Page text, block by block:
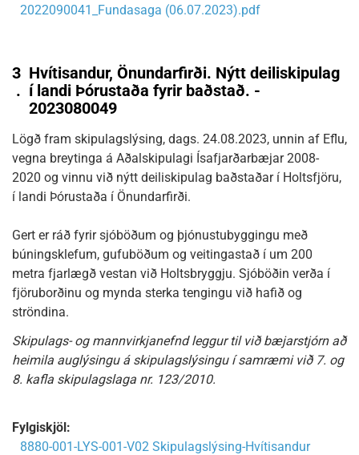
2022090041_Fundasaga (06.07.2023).pdf
3
.
Hvítisandur, Önundarfirði. Nýtt deiliskipulag
í landi Þórustaða fyrir baðstað. -
2023080049
Lögð fram skipulagslýsing, dags. 24.08.2023, unnin af Eflu,
vegna breytinga á Aðalskipulagi Ísafjarðarbæjar 2008-
2020 og vinnu við nýtt deiliskipulag baðstaðar í Holtsfjöru,
í landi Þórustaða í Önundarfirði.
Gert er ráð fyrir sjóböðum og þjónustubyggingu með
búningsklefum, gufuböðum og veitingastað í um 200
metra fjarlægð vestan við Holtsbryggju. Sjóböðin verða í
fjöruborðinu og mynda sterka tengingu við hafið og
ströndina.
Skipulags- og mannvirkjanefnd leggur til við bæjarstjórn að
heimila auglýsingu á skipulagslýsingu í samræmi við 7. og
8. kafla skipulagslaga nr. 123/2010.
Fylgiskjöl:
8880-001-LYS-001-V02 Skipulagslýsing-Hvítisandur